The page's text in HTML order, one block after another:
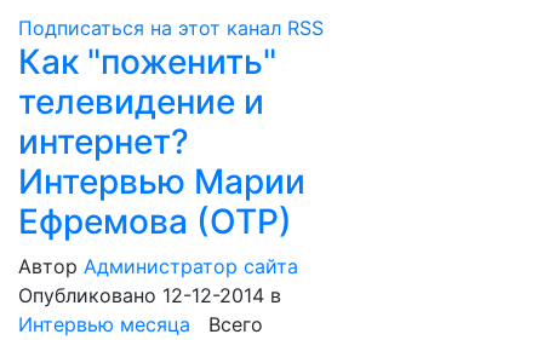
Подписаться на этот канал RSS
Как "поженить"
телевидение и
интернет?
Интервью Марии
Ефремова (ОТР)
Автор Администратор сайта
Опубликовано 12-12-2014 в
Интервью месяца Всего